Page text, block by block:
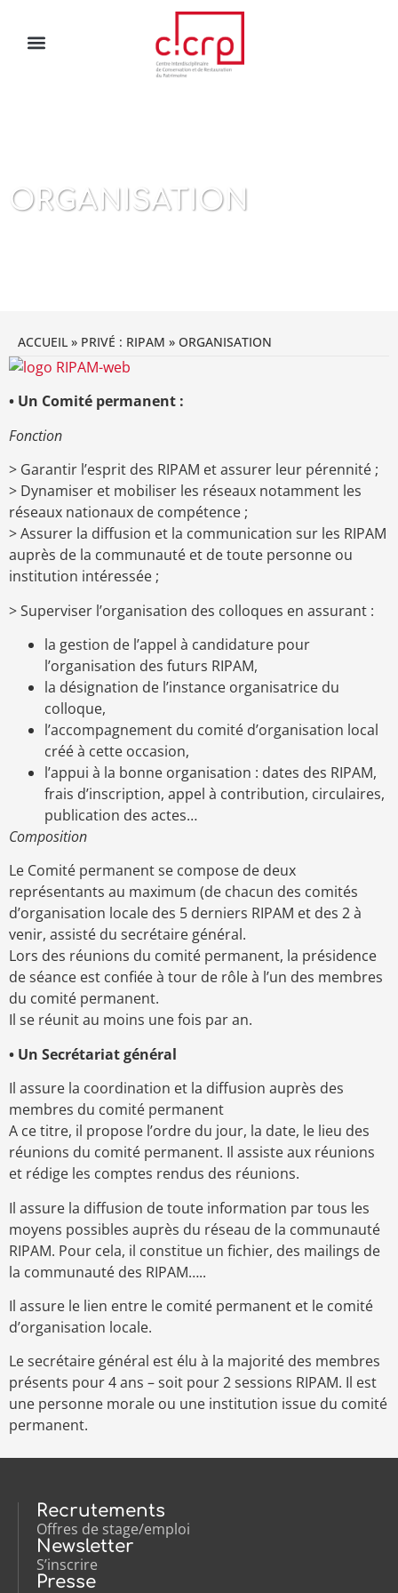
ORGANISATION
ACCUEIL » PRIVÉ : RIPAM » ORGANISATION
• Un Comité permanent :
Fonction
> Garantir l’esprit des RIPAM et assurer leur pérennité ;
> Dynamiser et mobiliser les réseaux notamment les
réseaux nationaux de compétence ;
> Assurer la diffusion et la communication sur les RIPAM
auprès de la communauté et de toute personne ou
institution intéressée ;
> Superviser l’organisation des colloques en assurant :
la gestion de l’appel à candidature pour
l’organisation des futurs RIPAM,
la désignation de l’instance organisatrice du
colloque,
l’accompagnement du comité d’organisation local
créé à cette occasion,
l’appui à la bonne organisation : dates des RIPAM,
frais d’inscription, appel à contribution, circulaires,
publication des actes…
Composition
Le Comité permanent se compose de deux
représentants au maximum (de chacun des comités
d’organisation locale des 5 derniers RIPAM et des 2 à
venir, assisté du secrétaire général.
Lors des réunions du comité permanent, la présidence
de séance est confiée à tour de rôle à l’un des membres
du comité permanent.
Il se réunit au moins une fois par an.
• Un Secrétariat général
Il assure la coordination et la diffusion auprès des
membres du comité permanent
A ce titre, il propose l’ordre du jour, la date, le lieu des
réunions du comité permanent. Il assiste aux réunions
et rédige les comptes rendus des réunions.
Il assure la diffusion de toute information par tous les
moyens possibles auprès du réseau de la communauté
RIPAM. Pour cela, il constitue un fichier, des mailings de
la communauté des RIPAM…..
Il assure le lien entre le comité permanent et le comité
d’organisation locale.
Le secrétaire général est élu à la majorité des membres
présents pour 4 ans – soit pour 2 sessions RIPAM. Il est
une personne morale ou une institution issue du comité
permanent.
Recrutements
Offres de stage/emploi
Newsletter
S’inscrire
Presse